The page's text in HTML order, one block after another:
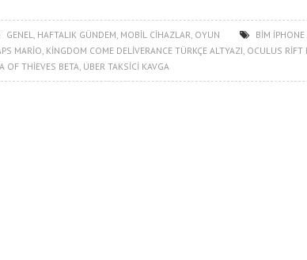
GENEL, HAFTALIK GÜNDEM, MOBIL CIHAZLAR, OYUN BIM IPHONE
MARIO, KINGDOM COME DELIVERANCE TÜRKÇE ALTYAZI, OCULUS RIFT
OF THIEVES BETA, UBER TAKSICI KAVGA